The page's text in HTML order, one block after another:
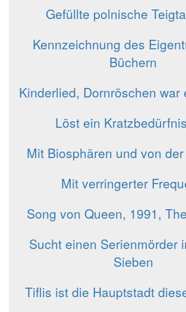
Gefüllte polnische
Kennzeichnung des
Büchern
Kinderlied, Dornröschen war
Löst ein
Mit Biosphären und von
Mit verringerter
Song von Queen, 1991, The
Sucht einen Serienmörder
Sieben
Tiflis ist die Hauptstadt